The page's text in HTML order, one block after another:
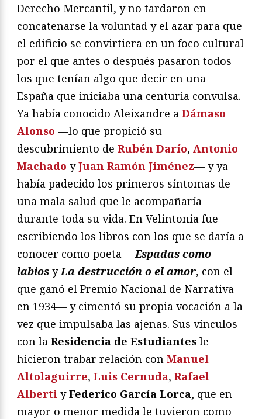
Derecho Mercantil, y no tardaron en
concatenarse la voluntad y el azar para que
el edificio se convirtiera en un foco cultural
por el que antes o después pasaron todos
los que tenían algo que decir en una
España que iniciaba una centuria convulsa.
Ya había conocido Aleixandre a Dámaso
Alonso —lo que propició su
descubrimiento de Rubén Darío, Antonio
Machado yJuan Ramón Jiménez— y ya
había padecido los primeros síntomas de
una mala salud que le acompañaría
durante toda su vida. En Velintonia fue
escribiendo los libros con los que se daría a
conocer como poeta —Espadas como
labios y La destrucción o el amor, con el
que ganó el Premio Nacional de Narrativa
en 1934— y cimentó su propia vocación a la
vez que impulsaba las ajenas. Sus vínculos
con la Residencia de Estudiantes le
hicieron trabar relación con Manuel
Altolaguirre, Luis Cernuda, Rafael
Alberti yFederico García Lorca, que en
mayor o menor medida le tuvieron como